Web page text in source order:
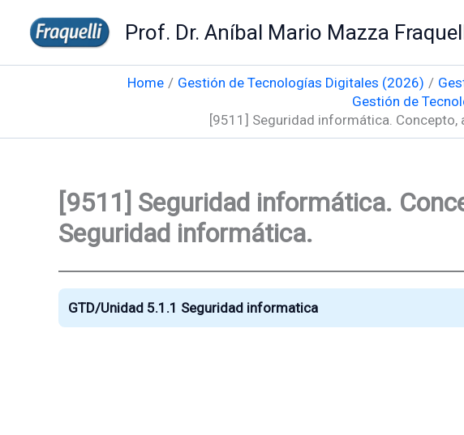
Prof. Dr. Aníbal Mario Mazza
Home Gestión de Tecnologías Digitales (2026)
Gestión de
[9511] Seguridad informática.
[9511] Seguridad informática.
Seguridad informática.
GTD/Unidad 5.1.1 Seguridad informatica